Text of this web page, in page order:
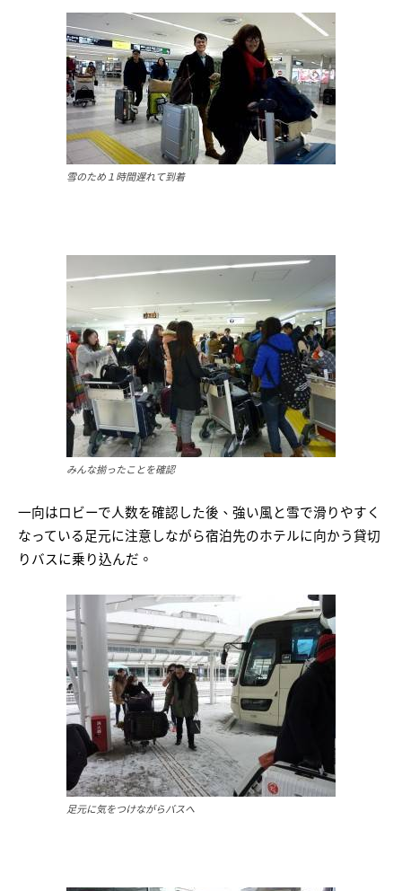
雪のため１時間遅れて到着
みんな揃ったことを確認
一向はロビーで人数を確認した後、強い風と雪で滑りやすく
なっている足元に注意しながら宿泊先のホテルに向かう貸切
りバスに乗り込んだ。
足元に気をつけながらバスへ